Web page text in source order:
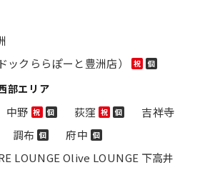
ックららぽーと豊洲店）
祝 個
部エリア
中野 祝 個 荻窪 祝 個
吉祥寺
調布 個 府中 個
LOUNGE Olive LOUNGE 下高井